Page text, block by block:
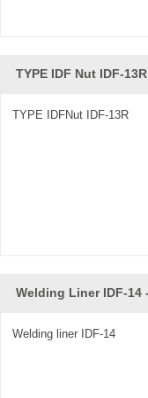
TYPE IDF Nut IDF-
TYPE IDFNut IDF-13R
Welding Liner IDF-14
Welding liner IDF-14